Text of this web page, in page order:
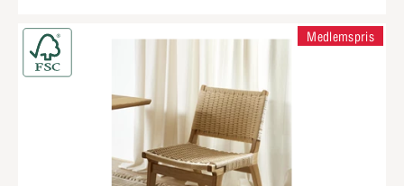
Medlemspris